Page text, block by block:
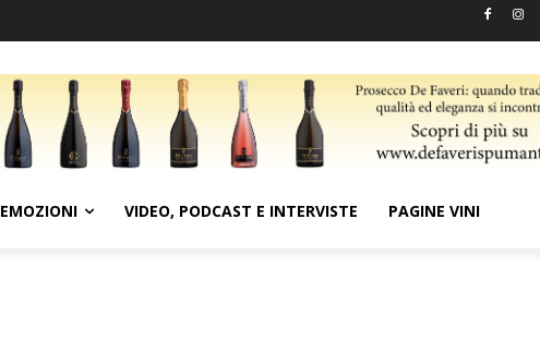
EMOZIONI VIDEO, PODCAST E INTERVISTE PAGINE VINI